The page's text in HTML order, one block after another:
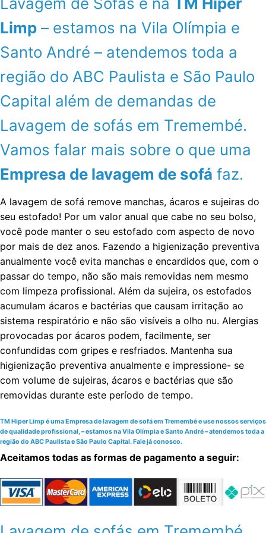
Limp – estamos na Vila Olímpia e
Santo André – atendemos toda a
região do ABC Paulista e São Paulo
Capital além de demandas de
Lavagem de sofás em Tremembé.
Vamos falar mais sobre o que uma
Empresa de lavagem de sofá faz.
A lavagem de sofá remove manchas, ácaros e sujeiras do
seu estofado! Por um valor anual que cabe no seu bolso,
você pode manter o seu estofado com aspecto de novo
por mais de dez anos. Fazendo a higienização preventiva
anualmente você evita manchas e encardidos que, com o
passar do tempo, não são mais removidas nem mesmo
com limpeza profissional. Além da sujeira, os estofados
acumulam ácaros e bactérias que causam irritação ao
sistema respiratório e não são visíveis a olho nu. Alergias
provocadas por ácaros podem, facilmente, ser
confundidas com gripes e resfriados. Mantenha sua
higienização preventiva anualmente e impressione- se
com volume de sujeiras, ácaros e bactérias que são
removidas durante este período de tempo.
TM Hiper Limp é uma Empresa de lavagem de sofá em Tremembé e use nossos serviços
de qualidade profissional, – estamos na Vila Olímpia e Santo André – atendemos toda a
região do ABC Paulista e São Paulo Capital. Fale já conosco.
Aceitamos todas as formas de pagamento a seguir: